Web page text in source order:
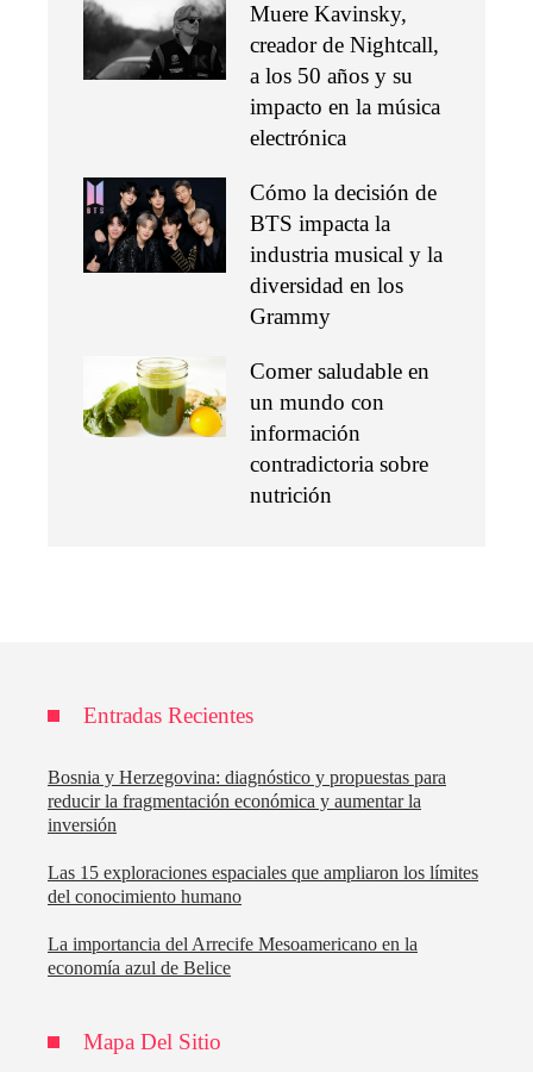
Muere Kavinsky,
creador de Nightcall,
a los 50 años y su
impacto en la música
electrónica
Cómo la decisión de
BTS impacta la
industria musical y la
diversidad en los
Grammy
Comer saludable en
un mundo con
información
contradictoria sobre
nutrición
Entradas Recientes
Bosnia y Herzegovina: diagnóstico y propuestas para
reducir la fragmentación económica y aumentar la
inversión
Las 15 exploraciones espaciales que ampliaron los límites
del conocimiento humano
La importancia del Arrecife Mesoamericano en la
economía azul de Belice
Mapa Del Sitio